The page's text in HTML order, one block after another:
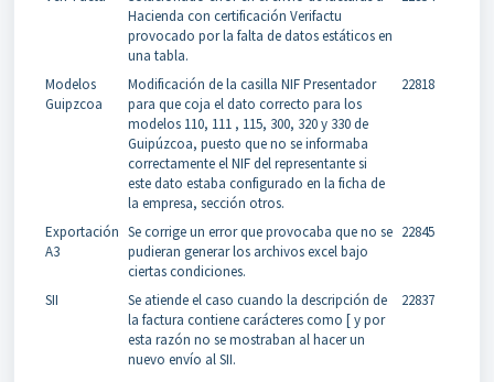
Hacienda con certificación Verifactu
provocado por la falta de datos estáticos en
una tabla.
Modelos
Guipzcoa
Modificación de la casilla NIF Presentador
para que coja el dato correcto para los
modelos 110, 111 , 115, 300, 320 y 330 de
Guipúzcoa, puesto que no se informaba
correctamente el NIF del representante si
este dato estaba configurado en la ficha de
la empresa, sección otros.
22818
Exportación
A3
Se corrige un error que provocaba que no se
pudieran generar los archivos excel bajo
ciertas condiciones.
22845
SII
Se atiende el caso cuando la descripción de
la factura contiene carácteres como [ y por
esta razón no se mostraban al hacer un
nuevo envío al SII.
22837